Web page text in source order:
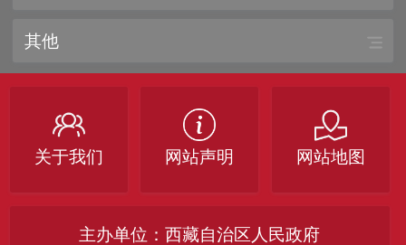
其他
关于我们 网站声明 网站地图
主办单位：西藏自治区人民政府